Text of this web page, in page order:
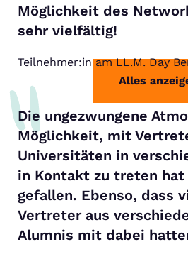
Alles
Möglichkeit des
sehr vielfältig!
Teilnehmer:in am LL.M. Day
Die ungezwungene
Möglichkeit, mit
Universitäten in
in Kontakt zu treten
gefallen. Ebenso, dass
Vertreter aus
Alumnis mit dabei